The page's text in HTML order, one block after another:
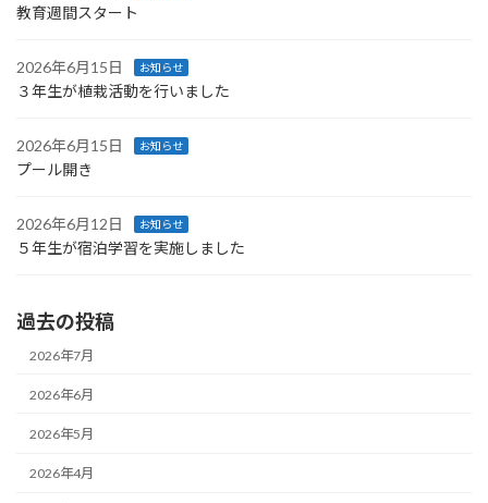
教育週間スタート
2026年6月15日 お知らせ
３年生が植栽活動を行いました
2026年6月15日 お知らせ
プール開き
2026年6月12日 お知らせ
５年生が宿泊学習を実施しました
過去の投稿
2026年7月
2026年6月
2026年5月
2026年4月